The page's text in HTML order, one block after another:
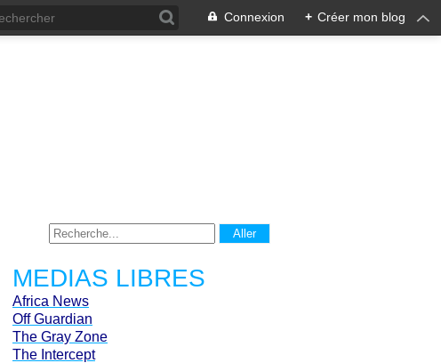
Connexion + Créer mon blog
MEDIAS LIBRES
Africa News
Off Guardian
The Gray Zone
The Intercept